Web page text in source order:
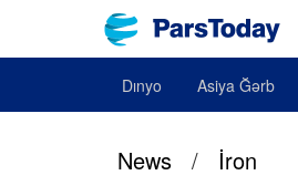
Dınyo Asiya Ğərb
News / İron